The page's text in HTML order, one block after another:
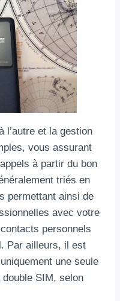
l’autre et la gestion
vous assurant
à partir du bon
triés en
permettant ainsi de
avec votre
personnels
Par ailleurs, il est
une seule
SIM, selon